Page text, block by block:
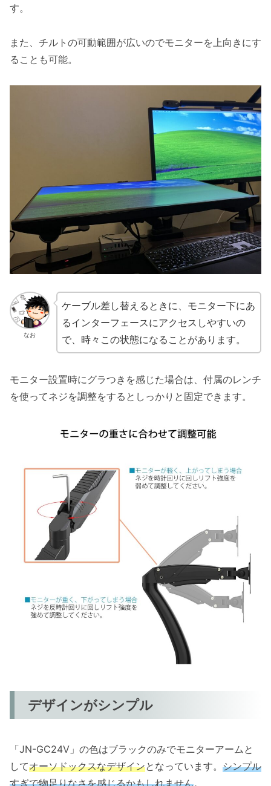
す。
また、チルトの可動範囲が広いのでモニターを上向きにす
ることも可能。
なお
ケーブル差し替えるときに、モニター下にあ
るインターフェースにアクセスしやすいの
で、時々この状態になることがあります。
モニター設置時にグラつきを感じた場合は、付属のレンチ
を使ってネジを調整をするとしっかりと固定できます。
デザインがシンプル
「JN-GC24V」の色はブラックのみでモニターアームと
してオーソドックスなデザインとなっています。 シンプル
すぎで物足りなさを感じるかもしれません。